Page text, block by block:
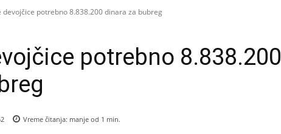
devojčice potrebno 8.838.200 dinara za bubreg
potrebno 8.838.200
Vreme čitanja: manje od 1 min.